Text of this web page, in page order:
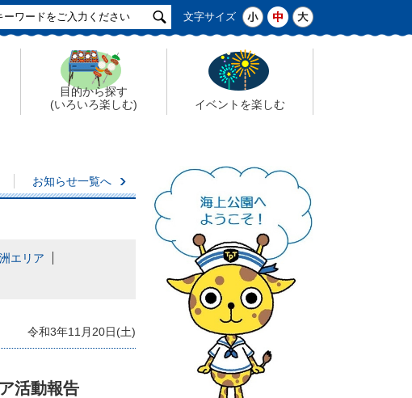
文字サイズ
目的から探す
(いろいろ楽しむ)
イベントを楽しむ
お知らせ一覧へ
エリア
令和3年11月20日(土)
活動報告